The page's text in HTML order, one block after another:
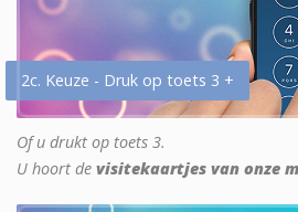
2c. Keuze - Druk op toets 3 +
Of u drukt op toets 3.
U hoort de visitekaartjes van onze